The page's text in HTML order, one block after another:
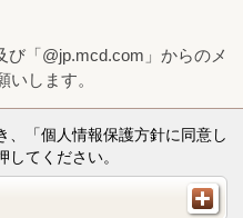
「@jp.mcd.com」からのメ
します。
、「個人情報保護方針に同意し
てください。